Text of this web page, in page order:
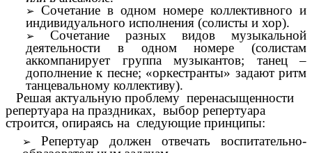
Сочетание в одном номере коллективного и
индивидуального исполнения (солисты и хор).
Сочетание разных видов музыкальной
деятельности в одном номере (солистам
аккомпанирует группа музыкантов; танец –
дополнение к песне; «оркестранты» задают ритм
танцевальному коллективу).
Решая актуальную проблему перенасыщенности
репертуара на праздниках, выбор репертуара
строится, опираясь на следующие принципы:
Репертуар должен отвечать воспитательно-